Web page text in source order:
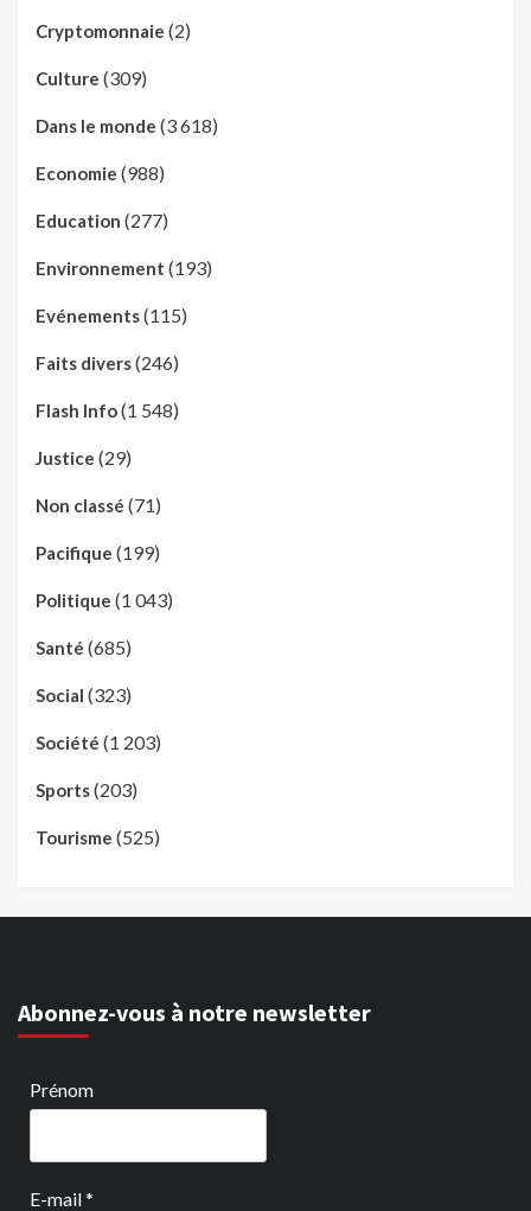
Cryptomonnaie (2)
Culture (309)
Dans le monde (3 618)
Economie (988)
Education (277)
Environnement (193)
Evénements(115)
Faits divers(246)
Flash Info(1 548)
Justice (29)
Non classé (71)
Pacifique (199)
Politique (1 043)
Santé (685)
Social (323)
Société (1 203)
Sports(203)
Tourisme (525)
Abonnez-vous à notre newsletter
Prénom
E-mail*